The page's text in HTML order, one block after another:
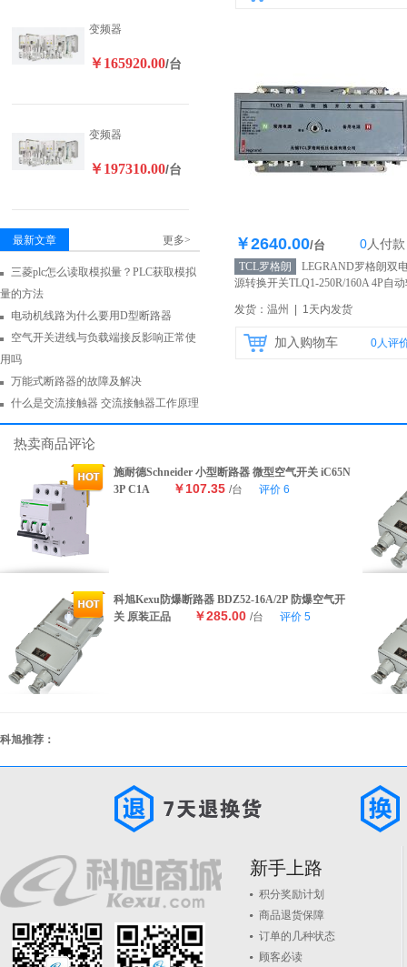
库存200个
￥2640.00/台 0人付款
TCL罗格朗
LEGRAND罗格朗双
源转换开关TLQ1-250R/160A 4P自
发货：温州 | 1天内发货
加入购物车 0人评
变频器
￥165920.00/台
变频器
￥197310.00/台
最新文章 更多>
三菱plc怎么读取模拟量？PLC获取模拟
量的方法
电动机线路为什么要用D型断路器
空气开关进线与负载端接反影响正常使
用吗
万能式断路器的故障及解决
什么是交流接触器 交流接触器工作原理
热卖商品评论
施耐德Schneider 小型断路器 微型空气开关 iC65N
3P C1A
￥107.35 /台 评价 6
科旭Kexu防爆断路器 BDZ52-16A/2P 防爆空气开
关 原装正品
￥285.00 /台 评价 5
科旭推荐：
新手上路
积分奖励计划
商品退货保障
订单的几种状态
顾客必读